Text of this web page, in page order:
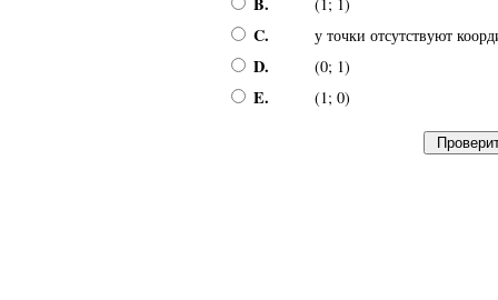
C. у точки отсутствуют
D. (0; 1)
E. (1; 0)